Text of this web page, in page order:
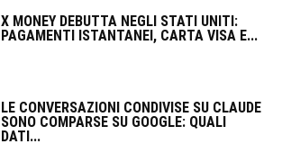
X MONEY DEBUTTA NEGLI STATI UNITI:
PAGAMENTI ISTANTANEI, CARTA VISA E...
LE CONVERSAZIONI CONDIVISE SU CLAUDE
SONO COMPARSE SU GOOGLE: QUALI
DATI...